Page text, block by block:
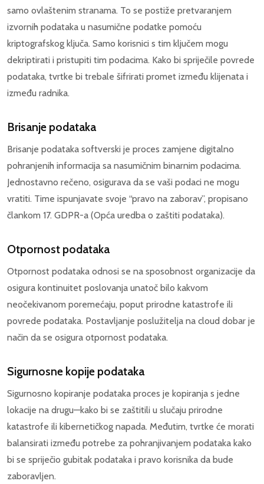
samo ovlaštenim stranama. To se postiže pretvaranjem
izvornih podataka u nasumične podatke pomoću
kriptografskog ključa. Samo korisnici s tim ključem mogu
dekriptirati i pristupiti tim podacima. Kako bi spriječile povrede
podataka, tvrtke bi trebale šifrirati promet između klijenata i
između radnika.
Brisanje podataka
Brisanje podataka softverski je proces zamjene digitalno
pohranjenih informacija sa nasumičnim binarnim podacima.
Jednostavno rečeno, osigurava da se vaši podaci ne mogu
vratiti. Time ispunjavate svoje “pravo na zaborav”, propisano
člankom 17. GDPR-a (Opća uredba o zaštiti podataka).
Otpornost podataka
Otpornost podataka odnosi se na sposobnost organizacije da
osigura kontinuitet poslovanja unatoč bilo kakvom
neočekivanom poremećaju, poput prirodne katastrofe ili
povrede podataka. Postavljanje poslužitelja na cloud dobar je
način da se osigura otpornost podataka.
Sigurnosne kopije podataka
Sigurnosno kopiranje podataka proces je kopiranja s jedne
lokacije na drugu—kako bi se zaštitili u slučaju prirodne
katastrofe ili kibernetičkog napada. Međutim, tvrtke će morati
balansirati između potrebe za pohranjivanjem podataka kako
bi se spriječio gubitak podataka i pravo korisnika da bude
zaboravljen.